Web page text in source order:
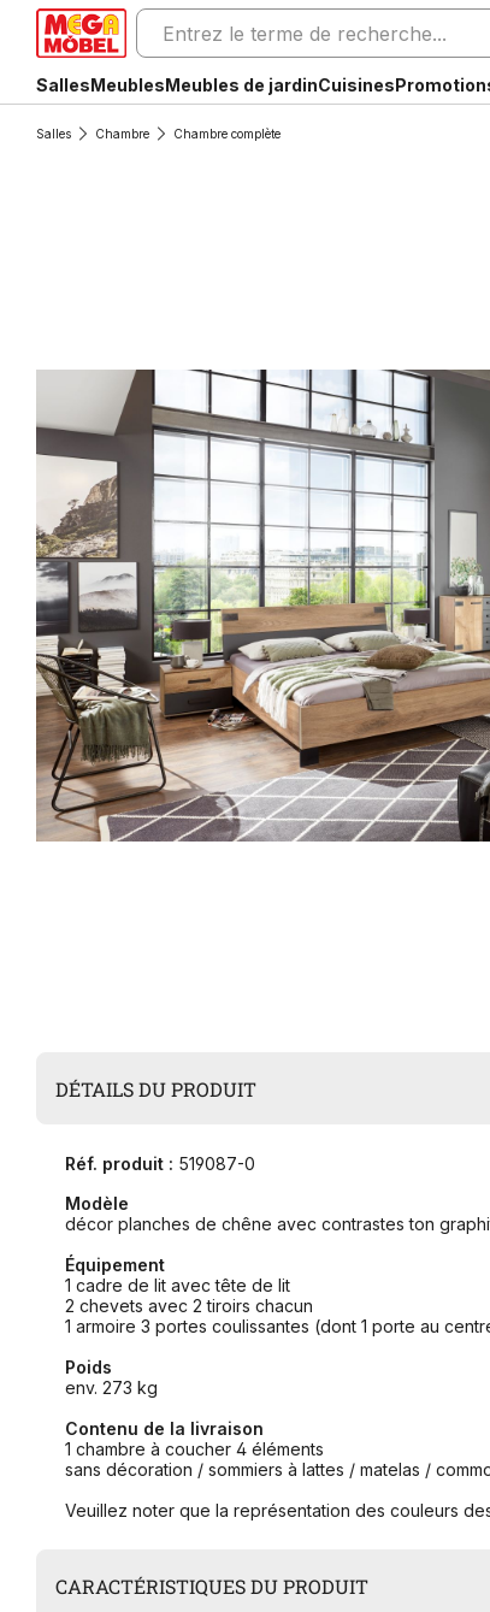
SallesMeublesMeubles de jardinCuisines
Salles Chambre Chambre complète
DÉTAILS DU PRODUIT
Réf. produit : 519087-0
Modèle
décor planches de chêne avec contrastes ton
Équipement
1 cadre de lit avec tête de lit
2 chevets avec 2 tiroirs chacun
1 armoire 3 portes coulissantes (dont 1 porte au
Poids
env. 273 kg
Contenu de la livraison
1 chambre à coucher 4 éléments
sans décoration / sommiers à lattes / matelas /
Veuillez noter que la représentation des couleurs
CARACTÉRISTIQUES DU PRODUIT